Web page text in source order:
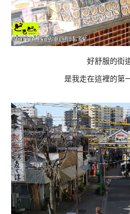
好舒服的街
是我走在這裡的第